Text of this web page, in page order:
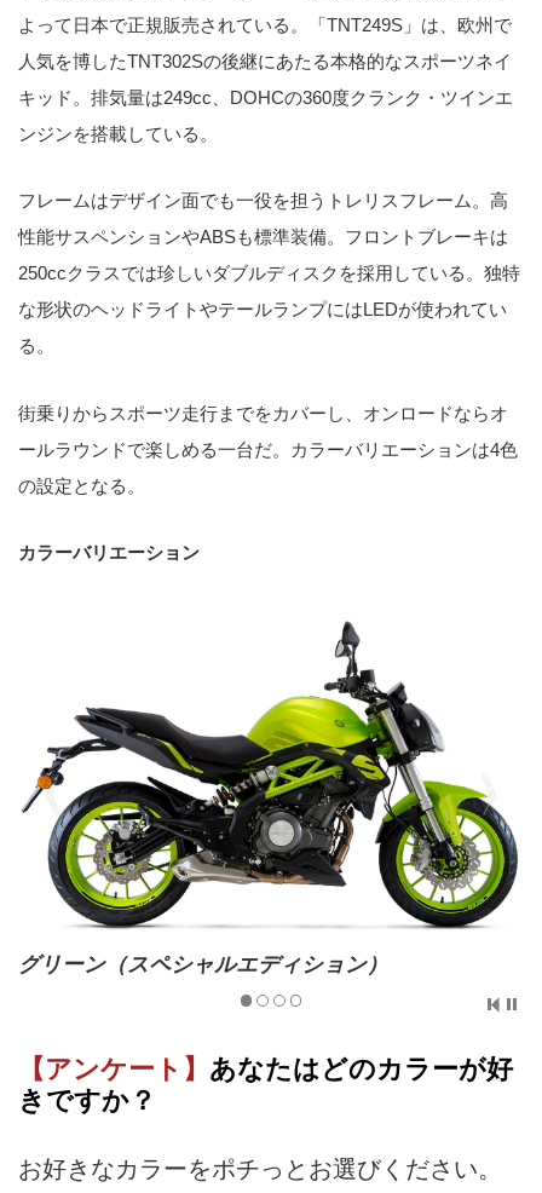
よって日本で正規販売されている。「TNT249S」は、欧州で
人気を博したTNT302Sの後継にあたる本格的なスポーツネイ
キッド。排気量は249cc、DOHCの360度クランク・ツインエ
ンジンを搭載している。
フレームはデザイン面でも一役を担うトレリスフレーム。高
性能サスペンションやABSも標準装備。フロントブレーキは
250ccクラスでは珍しいダブルディスクを採用している。独特
な形状のヘッドライトやテールランプにはLEDが使われてい
る。
街乗りからスポーツ走行までをカバーし、オンロードならオ
ールラウンドで楽しめる一台だ。カラーバリエーションは4色
の設定となる。
カラーバリエーション
グリーン（スペシャルエディション）
【アンケート】 あなたはどのカラーが好
きですか？
お好きなカラーをポチっとお選びください。